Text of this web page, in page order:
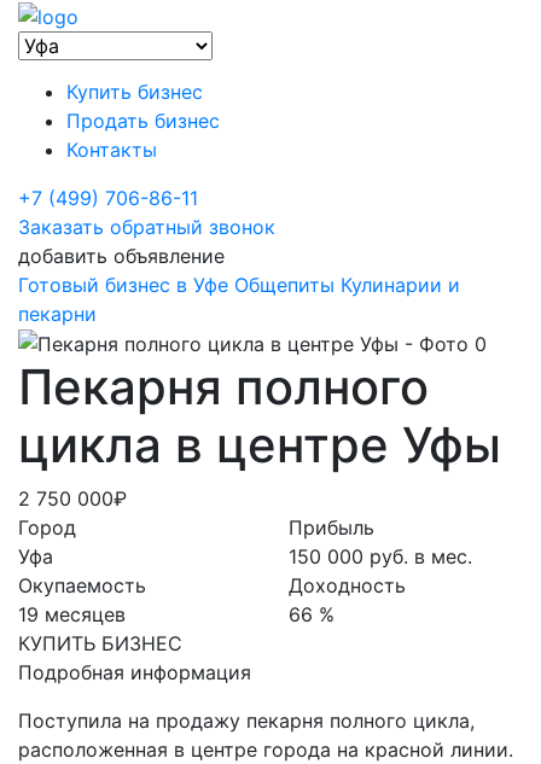
Купить бизнес
Продать бизнес
Контакты
+7 (499) 706-86-11
Заказать обратный звонок
добавить объявление
Готовый бизнес в Уфе Общепиты Кулинарии и
пекарни
Пекарня полного
цикла в центре Уфы
2 750 000₽
Город
Уфа
Окупаемость
19 месяцев
КУПИТЬ БИЗНЕС
Прибыль
150 000 руб. в мес.
Доходность
66 %
Подробная информация
Поступила на продажу пекарня полного цикла,
расположенная в центре города на красной линии.